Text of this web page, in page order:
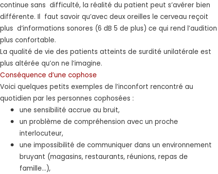
continue sans difficulté, la réalité du patient peut s’avérer bien
différente. Il faut savoir qu’avec deux oreilles le cerveau reçoit
plus d’informations sonores (6 dB 5 de plus) ce qui rend l’audition
plus confortable.
La qualité de vie des patients atteints de surdité unilatérale est
plus altérée qu’on ne l’imagine.
Conséquence d’une cophose
Voici quelques petits exemples de l’inconfort rencontré au
quotidien par les personnes cophosées :
une sensibilité accrue au bruit,
un problème de compréhension avec un proche
interlocuteur,
une impossibilité de communiquer dans un environnement
bruyant (magasins, restaurants, réunions, repas de
famille...),